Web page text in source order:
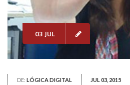
03 JUL
DE: LÓGICA DIGITAL JUL 03, 2015